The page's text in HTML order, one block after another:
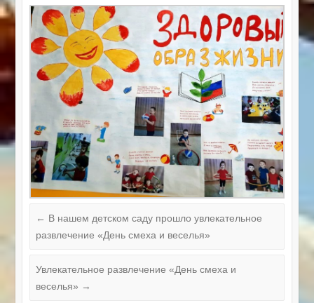
← В нашем детском саду прошло увлекательное
развлечение «День смеха и веселья»
Увлекательное развлечение «День смеха и
веселья» →